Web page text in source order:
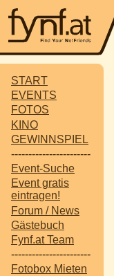
START
EVENTS
FOTOS
KINO
GEWINNSPIEL
-----------------------
Event-Suche
Event gratis
eintragen!
Forum / News
Gästebuch
Fynf.at Team
-----------------------
Fotobox Mieten